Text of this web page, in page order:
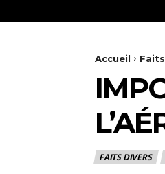
Accueil
FAITS DIVERS